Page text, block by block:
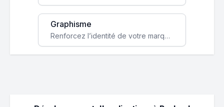
Graphisme
Renforcez l’identité de votre marque avec un design unique qui capte l’attention et engage vos clients.